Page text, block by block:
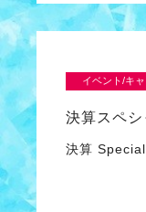
イベント/キ
決算スペ
決算